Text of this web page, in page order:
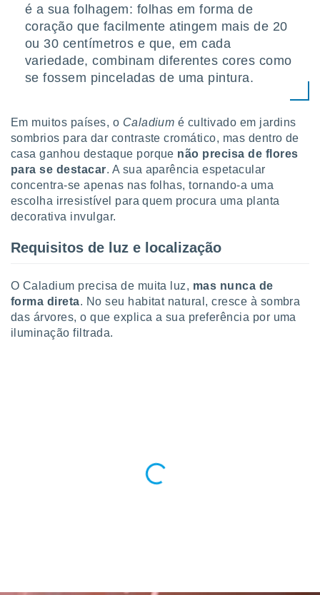
nós e
únicos
e
como a
IP e
de
seus
com
qual se
tal,
seu
ou opor-
é a sua folhagem: folhas em forma de
coração que facilmente atingem mais de 20
ou 30 centímetros e que, em cada
variedade, combinam diferentes cores como
se fossem pinceladas de uma pintura.
Em muitos países, o Caladium é cultivado em jardins
sombrios para dar contraste cromático, mas dentro de
casa ganhou destaque porque não precisa de flores
para se destacar. A sua aparência espetacular
concentra-se apenas nas folhas, tornando-a uma
escolha irresistível para quem procura uma planta
decorativa invulgar.
Requisitos de luz e localização
O Caladium precisa de muita luz, mas nunca de
forma direta. No seu habitat natural, cresce à sombra
das árvores, o que explica a sua preferência por uma
iluminação filtrada.